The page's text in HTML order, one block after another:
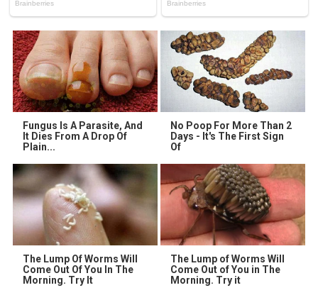
Fungus Is A Parasite, And
It Dies From A Drop Of
Plain...
No Poop For More Than 2
Days - It's The First Sign
Of
The Lump Of Worms Will
Come Out Of You In The
Morning. Try It
The Lump of Worms Will
Come Out of You in The
Morning. Try it